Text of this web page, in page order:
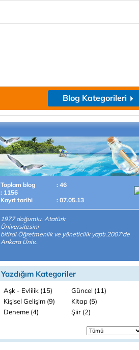
Blog Kategorileri
Toplam blog
: 46
: 1156
Kayıt tarihi
: 07.05.13
1977 doğumlu. Atatürk
Üniversitesini
bitirdi.Öğretmenlik ve yöneticilik yaptı.2007'de
Ankara Üniv..
Yazdığım Kategoriler
Aşk - Evlilik (15)
Güncel (11)
Kişisel Gelişim (9)
Kitap (5)
Deneme (4)
Şiir (2)